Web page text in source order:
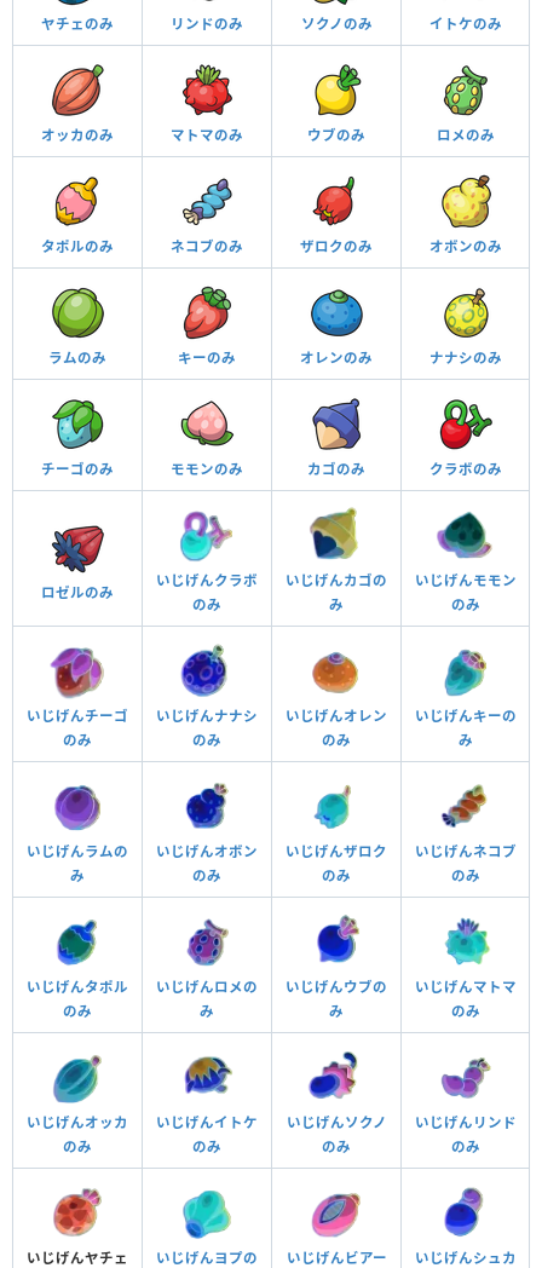
ヤチェのみ リンドのみ ソクノのみ イトケのみ
オッカのみ マトマのみ ウブのみ ロメのみ
タポルのみ ネコブのみ ザロクのみ オボンのみ
ラムのみ キーのみ オレンのみ ナナシのみ
チーゴのみ モモンのみ カゴのみ クラボのみ
ロゼルのみ
いじげんクラボ
のみ
いじげんカゴの
み
いじげんモモン
のみ
いじげんチーゴ
のみ
いじげんナナシ
のみ
いじげんオレン
のみ
いじげんキーの
み
いじげんラムの
み
いじげんオボン
のみ
いじげんザロク
のみ
いじげんネコブ
のみ
いじげんタポル
のみ
いじげんロメの
み
いじげんウブの
み
いじげんマトマ
のみ
いじげんオッカ
のみ
いじげんイトケ
のみ
いじげんソクノ
のみ
いじげんリンド
のみ
いじげんヤチェ
いじげんヨプの
いじげんビアー
いじげんシュカ